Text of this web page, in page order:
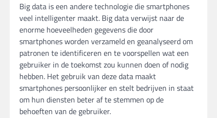
Big data is een andere technologie die smartphones
veel intelligenter maakt. Big data verwijst naar de
enorme hoeveelheden gegevens die door
smartphones worden verzameld en geanalyseerd om
patronen te identificeren en te voorspellen wat een
gebruiker in de toekomst zou kunnen doen of nodig
hebben. Het gebruik van deze data maakt
smartphones persoonlijker en stelt bedrijven in staat
om hun diensten beter af te stemmen op de
behoeften van de gebruiker.